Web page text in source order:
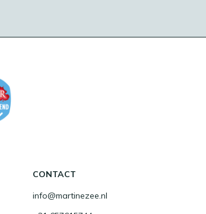
CONTACT
info@martinezee.nl